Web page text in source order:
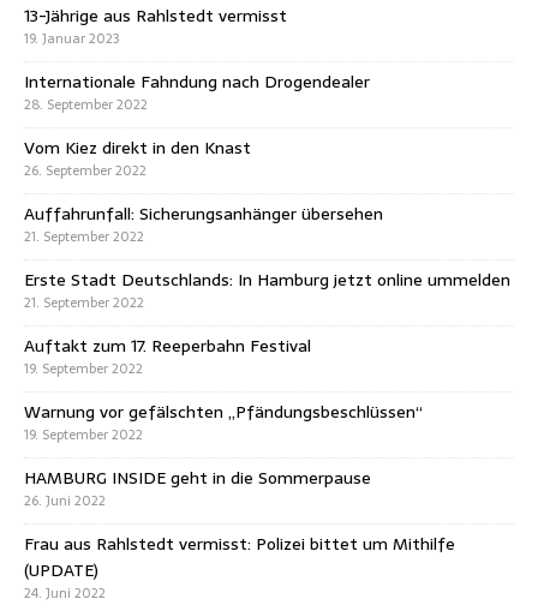
13-Jährige aus Rahlstedt vermisst
19. Januar 2023
Internationale Fahndung nach Drogendealer
28. September 2022
Vom Kiez direkt in den Knast
26. September 2022
Auffahrunfall: Sicherungsanhänger übersehen
21. September 2022
Erste Stadt Deutschlands: In Hamburg jetzt online ummelden
21. September 2022
Auftakt zum 17. Reeperbahn Festival
19. September 2022
Warnung vor gefälschten „Pfändungsbeschlüssen“
19. September 2022
HAMBURG INSIDE geht in die Sommerpause
26. Juni 2022
Frau aus Rahlstedt vermisst: Polizei bittet um Mithilfe
(UPDATE)
24. Juni 2022